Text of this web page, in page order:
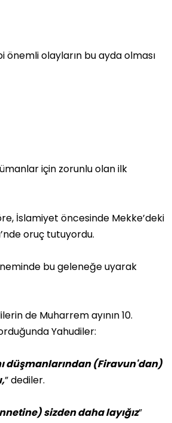
önemli olayların bu ayda olması
için zorunlu olan ilk
İslamiyet öncesinde Mekke’deki
oruç tutuyordu.
bu geleneğe uyarak
de Muharrem ayının 10.
Yahudiler:
düşmanlarından (Firavun'dan)
” dediler.
sizden daha layığız”